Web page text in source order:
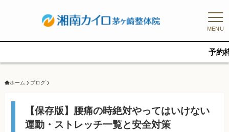
MENU
予約枠に限りがあ
ホーム ブログ
【保存版】腰痛の時絶対やってはいけない
運動・ストレッチ一覧と安全対策